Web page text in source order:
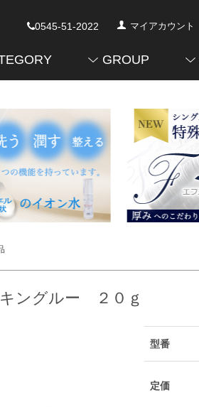
0545-51-2022 マイアカウント
GROUP
ングルー ２０ｇ
型番
定価